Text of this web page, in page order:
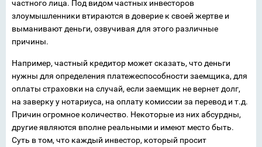
частного лица. Под видом частных инвесторов
злоумышленники втираются в доверие к своей жертве и
выманивают деньги, озвучивая для этого различные
причины.
Например, частный кредитор может сказать, что деньги
нужны для определения платежеспособности заемщика, для
оплаты страховки на случай, если заемщик не вернет долг,
на заверку у нотариуса, на оплату комиссии за перевод и т.д.
Причин огромное количество. Некоторые из них абсурдны,
другие являются вполне реальными и имеют место быть.
Суть в том, что каждый инвестор, который просит